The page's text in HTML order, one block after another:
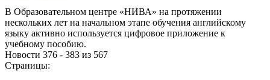
В Образовательном центре «НИВА» на протяжении
нескольких лет на начальном этапе обучения английскому
языку активно используется цифровое приложение к
учебному пособию.
Новости 376 - 383 из 567
Страницы: